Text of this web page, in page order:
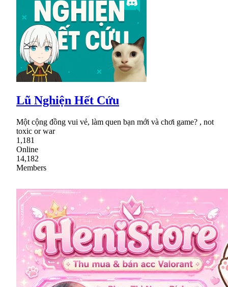
Lũ Nghiện Hết Cứu
Một cộng đồng vui vẻ, làm quen bạn mới và chơi game? , not
toxic or war
1,181
Online
14,182
Members